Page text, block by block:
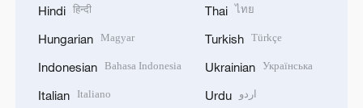
Hindi हिन्दी
Hungarian Magyar
Indonesian Bahasa Indonesia
Italian Italiano
Thai ไทย
Turkish Türkçe
Ukrainian Українська
Urdu اردو